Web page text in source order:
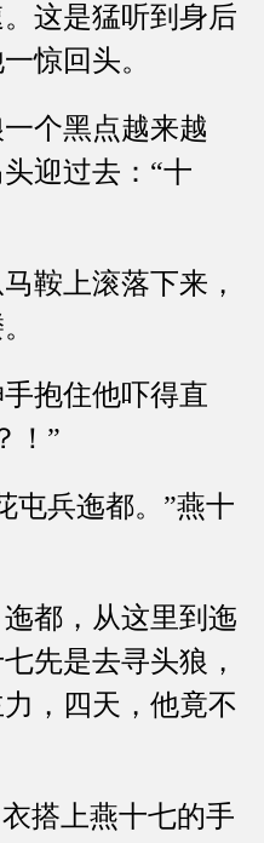
这是猛听到身后
惊回头。
个黑点越来越
迎过去：“十
上滚落下来，
抱住他吓得直
！”
兵迤都。”燕十
都，从这里到迤
先是去寻头狼，
，四天，他竟不
搭上燕十七的手